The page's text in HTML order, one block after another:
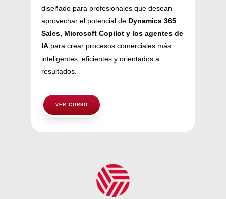
diseñado para profesionales que desean
aprovechar el potencial de Dynamics 365
Sales, Microsoft Copilot y los agentes de
IA para crear procesos comerciales más
inteligentes, eficientes y orientados a
resultados.
VER CURSO